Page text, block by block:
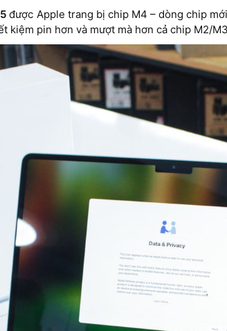
được Apple trang bị chip M4 – dòng chip
kiệm pin hơn và mượt mà hơn cả chip M2/